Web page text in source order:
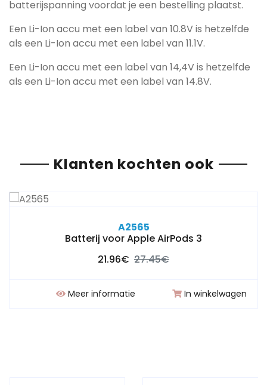
batterijspanning voordat je een bestelling plaatst.
Een Li-Ion accu met een label van 10.8V is hetzelfde
als een Li-Ion accu met een label van 11.1V.
Een Li-Ion accu met een label van 14,4V is hetzelfde
als een Li-Ion accu met een label van 14.8V.
Klanten kochten ook
A2565
Batterij voor Apple AirPods 3
21.96€ 27.45€
Meer informatie In winkelwagen